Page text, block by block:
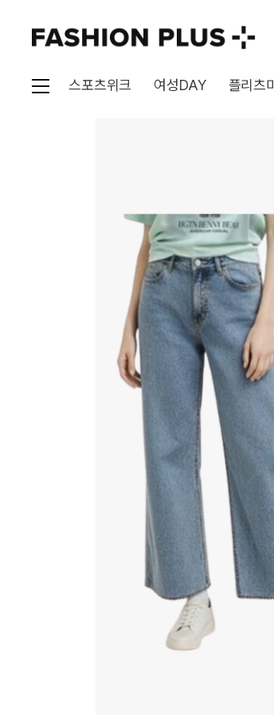
스포츠위크 여성DAY 플리츠미